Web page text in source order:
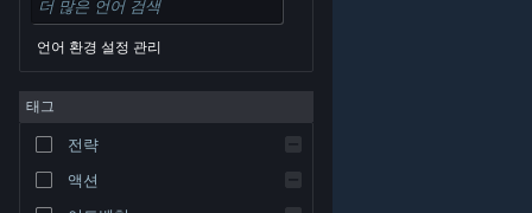
© Valve Corporation. 모든 권리 보유. 모든 상표는 미국
및 기타 국가에서 각각 해당 소유자의 재산입니다.
환불| 쿠키
언어 환경 설정 관리
태그
전략
액션